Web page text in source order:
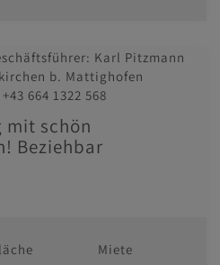
mit schön
Beziehbar
Miete